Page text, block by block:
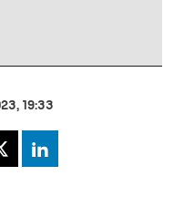
19:33
Linkedin